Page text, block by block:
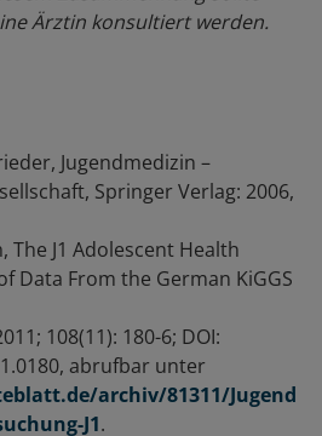
Ärztin konsultiert werden.
Jugendmedizin –
Springer Verlag: 2006,
The J1 Adolescent Health
Data From the German KiGGS
108(11): 180-6; DOI:
abrufbar unter
archiv/81311/Jugend
J1.